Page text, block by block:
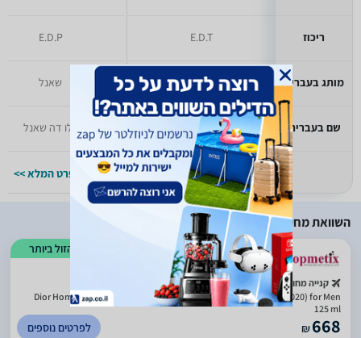
ריכוז
מותג בעברית
שם בעברית
E.D.T
שאנל
בלו דה שאנל
למפרט המלא >>
E.D.P
שאנל
בלו דה שאנל
למפרט המלא >>
השוואת מחירים
הזול ביותר
קנייה מחו"ל
Dior Homme by Christian Dior Cologne Spray (New Packaging 2020) for Men
125 ml
₪668 לפרטים נוספים